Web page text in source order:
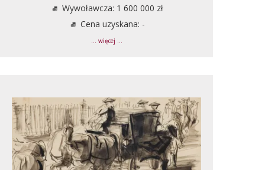
Wywoławcza: 1 600 000 zł
Cena uzyskana: -
... więcej ...